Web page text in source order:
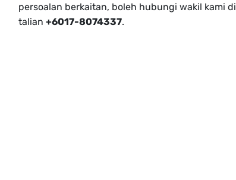
persoalan berkaitan, boleh hubungi wakil kami di
talian +6017-8074337.